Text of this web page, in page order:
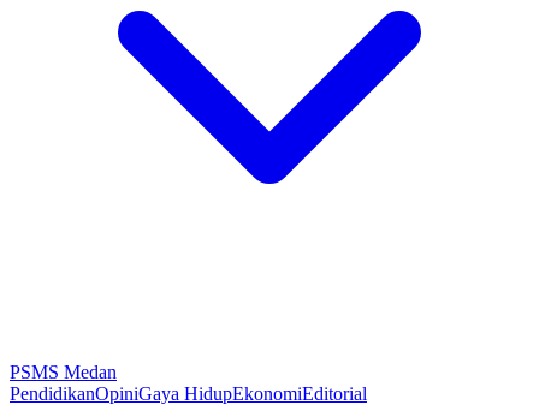
PSMS Medan
PendidikanOpiniGaya HidupEkonomiEditorial